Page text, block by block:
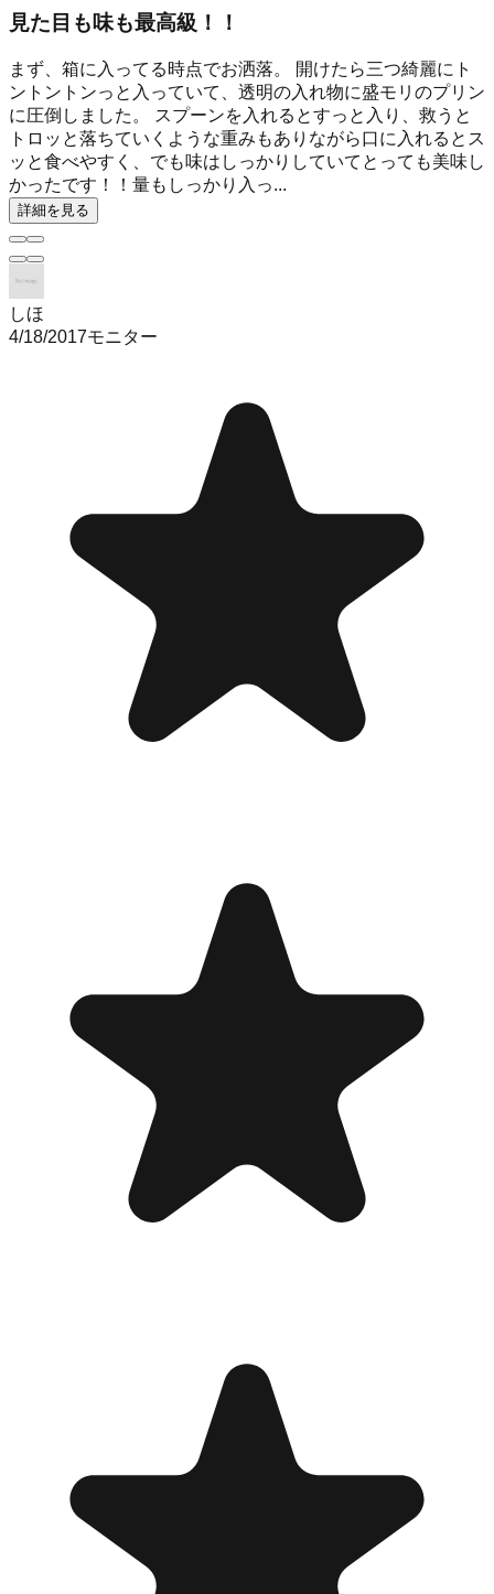
見た目も味も最高級！！
まず、箱に入ってる時点でお洒落。 開けたら三つ綺麗にト
ントントンっと入っていて、透明の入れ物に盛モリのプリン
に圧倒しました。 スプーンを入れるとすっと入り、救うと
トロッと落ちていくような重みもありながら口に入れるとス
ッと食べやすく、でも味はしっかりしていてとっても美味し
かったです！！量もしっかり入っ...
詳細を見る
しほ
4/18/2017モニター